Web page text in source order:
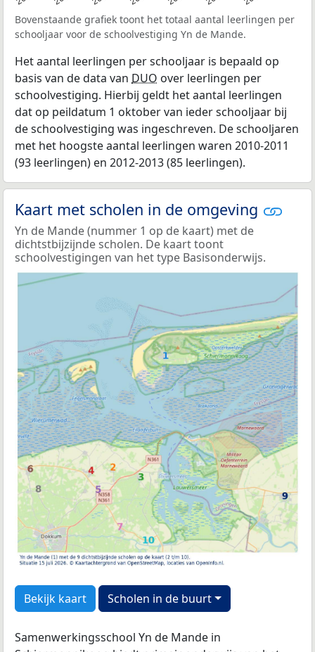
Bovenstaande grafiek toont het totaal aantal leerlingen per
schooljaar voor de schoolvestiging Yn de Mande.
Het aantal leerlingen per schooljaar is bepaald op
basis van de data van DUO over leerlingen per
schoolvestiging. Hierbij geldt het aantal leerlingen
dat op peildatum 1 oktober van ieder schooljaar bij
de schoolvestiging was ingeschreven. De schooljaren
met het hoogste aantal leerlingen waren 2010-2011
(93 leerlingen) en 2012-2013 (85 leerlingen).
Kaart met scholen in de omgeving
Yn de Mande (nummer 1 op de kaart) met de
dichtstbijzijnde scholen. De kaart toont
schoolvestigingen van het type Basisonderwijs.
Bekijk kaart Scholen in de buurt
Samenwerkingsschool Yn de Mande in